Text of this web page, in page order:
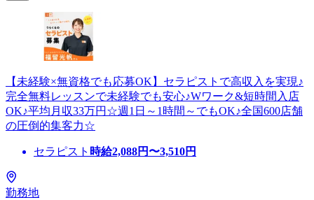
【未経験×無資格でも応募OK】セラピストで高収入を実現♪
完全無料レッスンで未経験でも安心♪Wワーク&短時間入店
OK♪平均月収33万円☆週1日～1時間～でもOK♪全国600店舗
の圧倒的集客力☆
セラピスト 時給2,088円〜3,510円
勤務地